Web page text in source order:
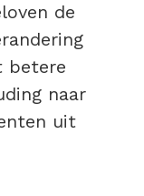
de
betere
naar
uit